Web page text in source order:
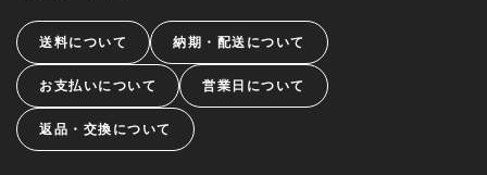
送料について 納期・配送について
お支払いについて 営業日について
返品・交換について